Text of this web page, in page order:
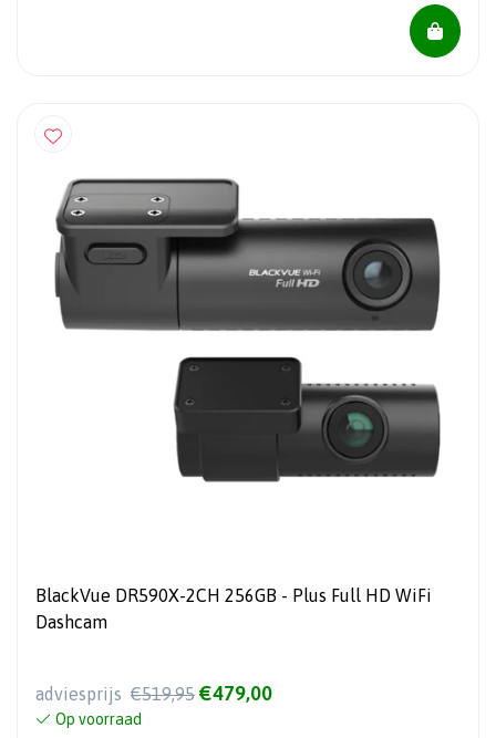
BlackVue DR590X-2CH 256GB - Plus Full HD WiFi
Dashcam
adviesprijs €519,95 €479,00
Op voorraad